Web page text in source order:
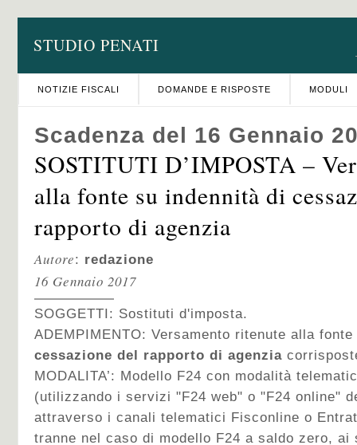
STUDIO PENATI
NOTIZIE FISCALI DOMANDE E RISPOSTE MODULI
Scadenza del 16 Gennaio
SOSTITUTI D’IMPOSTA –
alla fonte su indennità di
rapporto di agenzia
Autore: redazione
16 Gennaio 2017
SOGGETTI: Sostituti d'imposta.
ADEMPIMENTO: Versamento ritenute alla
cessazione del rapporto di agenzia
MODALITA’: Modello F24 con modalità
(utilizzando i servizi "F24 web" o "F24 online"
attraverso i canali telematici Fisconline o
tranne nel caso di modello F24 a saldo zero,